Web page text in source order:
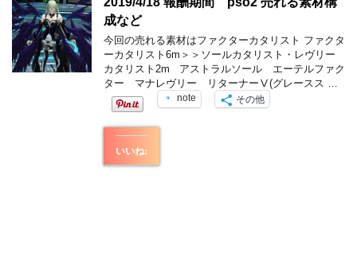
成など
今回の売れる素材はファクターカタリスト ファクタ
ーカタリスト6m＞＞ソールカタリスト・レヴリー
カタリスト2m アストラルソール エーテルファク
ター マナレヴリー リターナーⅤ(グレースス …
note その他
いいね: